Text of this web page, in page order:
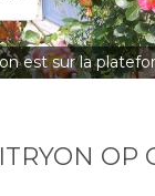
est sur la
OP